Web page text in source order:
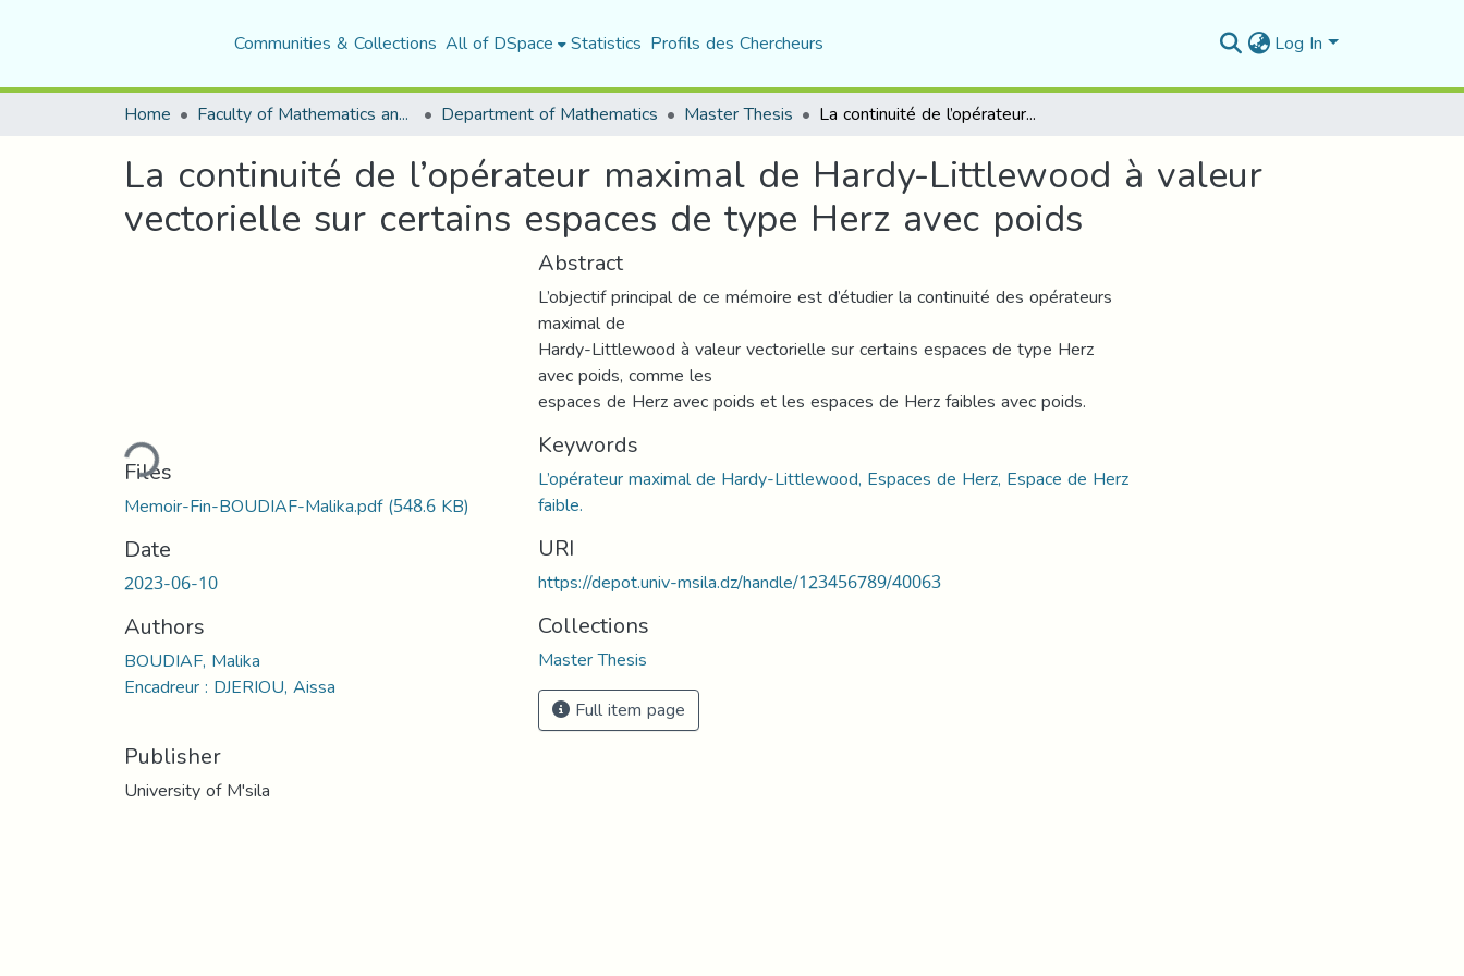
Communities & Collections All of DSpace Statistics Profils des Chercheurs Log In
Home Faculty of Mathematics and Computer Science Department of Mathematics Master Thesis La continuité de l’opérateur maximal de Hardy-Littlewood à valeur vectorielle sur certains espaces de type Herz avec poids
La continuité de l’opérateur maximal de Hardy-Littlewood à valeur
vectorielle sur certains espaces de type Herz avec poids
Loading...
Files
Memoir-Fin-BOUDIAF-Malika.pdf(548.6 KB)
Date
2023-06-10
Authors
BOUDIAF, Malika
Encadreur : DJERIOU, Aissa
Publisher
University of M'sila
Abstract
L’objectif principal de ce mémoire est d’étudier la continuité des opérateurs
maximal de
Hardy-Littlewood à valeur vectorielle sur certains espaces de type Herz
avec poids, comme les
espaces de Herz avec poids et les espaces de Herz faibles avec poids.
Keywords
L’opérateur maximal de Hardy-Littlewood, Espaces de Herz, Espace de Herz
faible.
URI
https://depot.univ-msila.dz/handle/123456789/40063
Collections
Master Thesis
Full item page